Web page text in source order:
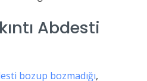
Abdesti
bozup bozmadığı,